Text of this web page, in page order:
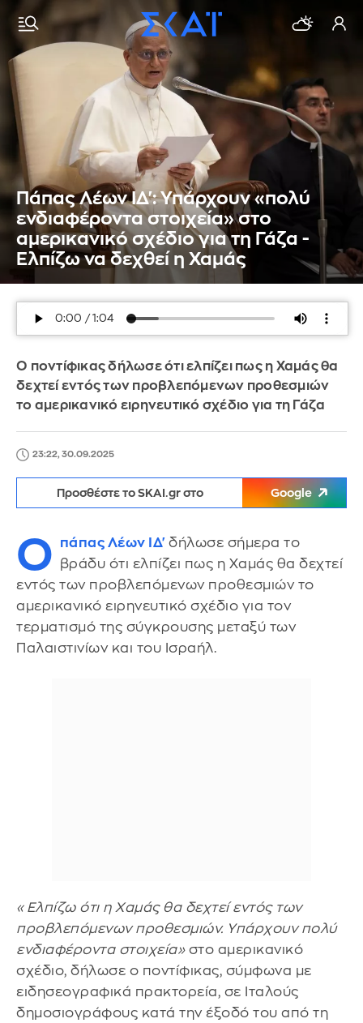
Πάπας Λέων ΙΔ': Υπάρχουν «πολύ
ενδιαφέροντα στοιχεία» στο
αμερικανικό σχέδιο για τη Γάζα -
Ελπίζω να δεχθεί η Χαμάς
Ο ποντίφικας δήλωσε ότι ελπίζει πως η Χαμάς θα
δεχτεί εντός των προβλεπόμενων προθεσμιών
το αμερικανικό ειρηνευτικό σχέδιο για τη Γάζα
23:22, 30.09.2025
Προσθέστε το SKAI.gr στο Google
Ο πάπας Λέων ΙΔ' δήλωσε σήμερα το
βράδυ ότι ελπίζει πως η Χαμάς θα δεχτεί
εντός των προβλεπόμενων προθεσμιών το
αμερικανικό ειρηνευτικό σχέδιο για τον
τερματισμό της σύγκρουσης μεταξύ των
Παλαιστινίων και του Ισραήλ.
«Ελπίζω ότι η Χαμάς θα δεχτεί εντός των
προβλεπόμενων προθεσμιών. Υπάρχουν πολύ
ενδιαφέροντα στοιχεία»στο αμερικανικό
σχέδιο, δήλωσε ο ποντίφικας, σύμφωνα με
ειδησεογραφικά πρακτορεία, σε Ιταλούς
δημοσιογράφους κατά την έξοδό του από τη